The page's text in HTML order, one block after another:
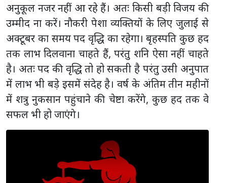
अनुकूल नजर नहीं आ रहे हैं। अतः किसी बड़ी विजय की
उम्मीद ना करें। नौकरी पेशा व्यक्तियों के लिए जुलाई से
अक्टूबर का समय पद वृद्धि का रहेगा। बृहस्पति कुछ हद
तक लाभ दिलवाना चाहते हैं, परंतु शनि ऐसा नहीं चाहते
है। अतः पद की वृद्धि तो हो सकती है परंतु उसी अनुपात
में लाभ भी बड़े इसमें संदेह है। वर्ष के अंतिम तीन महीनों
में शत्रु नुकसान पहुंचाने की चेष्टा करेंगे, कुछ हद तक वे
सफल भी हो जाएंगे।